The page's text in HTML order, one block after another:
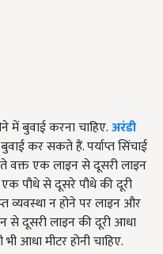
बुवाई करना चाहिए.अरंडी
कर सकते हैं. पर्याप्त सिंचाई
वक्त एक लाइन से दूसरी लाइन
पौधे से दूसरे पौधे की दूरी
व्यवस्था न होने पर लाइन और
से दूसरी लाइन की दूरी आधा
आधा मीटर होनी चाहिए.